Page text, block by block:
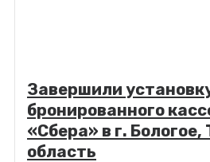
Завершили
бронированного
«Сбера» в г. Бологое,
область